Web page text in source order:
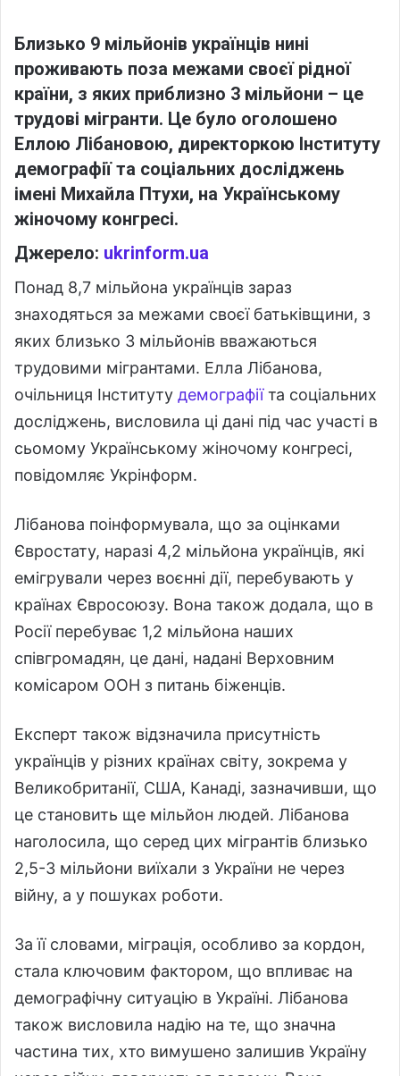
Близько 9 мільйонів українців нині
проживають поза межами своєї рідної
країни, з яких приблизно 3 мільйони – це
трудові мігранти. Це було оголошено
Еллою Лібановою, директоркою Інституту
демографії та соціальних досліджень
імені Михайла Птухи, на Українському
жіночому конгресі.
Джерело: ukrinform.ua
Понад 8,7 мільйона українців зараз
знаходяться за межами своєї батьківщини, з
яких близько 3 мільйонів вважаються
трудовими мігрантами. Елла Лібанова,
очільниця Інституту демографіїта соціальних
досліджень, висловила ці дані під час участі в
сьомому Українському жіночому конгресі,
повідомляє Укрінформ.
Лібанова поінформувала, що за оцінками
Євростату, наразі 4,2 мільйона українців, які
емігрували через воєнні дії, перебувають у
країнах Євросоюзу. Вона також додала, що в
Росії перебуває 1,2 мільйона наших
співгромадян, це дані, надані Верховним
комісаром ООН з питань біженців.
Експерт також відзначила присутність
українців у різних країнах світу, зокрема у
Великобританії, США, Канаді, зазначивши, що
це становить ще мільйон людей. Лібанова
наголосила, що серед цих мігрантів близько
2,5-3 мільйони виїхали з України не через
війну, а у пошуках роботи.
За її словами, міграція, особливо за кордон,
стала ключовим фактором, що впливає на
демографічну ситуацію в Україні. Лібанова
також висловила надію на те, що значна
частина тих, хто вимушено залишив Україну